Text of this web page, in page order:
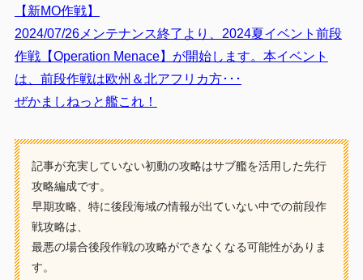
【新MO作戦】
2024/07/26メンテナンス終了より、2024夏イベント前段
作戦【Operation Menace】が開始します。本イベント
は、前段作戦は欧州＆北アフリカ方･･･
ぜかましねっと艦これ！
記事が充実していない初動の攻略はサブ艦を活用した先行
攻略編成です。
早期攻略、特に後段海域の情報が出ていない中での前段作
戦攻略は、
最悪の場合後段作戦の攻略ができなくなる可能性がありま
す。